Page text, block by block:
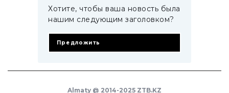
Хотите, чтобы ваша новость была
нашим следующим заголовком?
Предложить
Almaty @ 2014-2025 ZTB.KZ